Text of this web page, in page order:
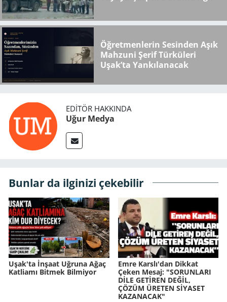
Öğretmenlerin Sesinden Aşık
Mahzuni Şerif Türküleri
Uşak’ta Yankılanacak
EDITÖR HAKKINDA
Uğur Medya
Bunlar da ilginizi çekebilir
Uşak'ta İnşaat Uğruna Ağaç
Katliamı Bitmek Bilmiyor
Emre Karslı'dan Dikkat
Çeken Mesaj: "SORUNLARI
DİLE GETİREN DEĞİL,
ÇÖZÜM ÜRETEN SİYASET
KAZANACAK"